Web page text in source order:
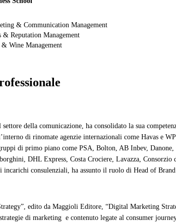
& Communication Management
& Reputation Management
Wine Management
della comunicazione, ha consolidato la sua
di rinomate agenzie internazionali come Havas e
di primo piano come PSA, Bolton, AB Inbev,
DHL Express, Costa Crociere, Lavazza, Consorzio
incarichi consulenziali, ha assunto il ruolo di Head of
edito da Maggioli Editore, “Digital Marketing
di marketing e contenuto legate al consumer